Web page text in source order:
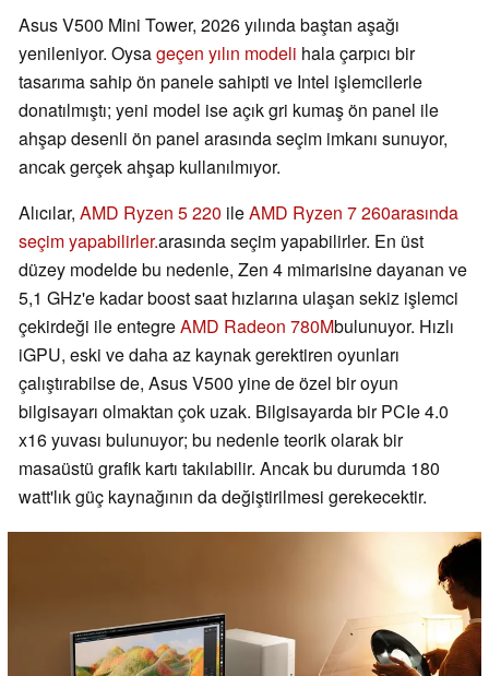
Asus V500 Mini Tower, 2026 yılında baştan aşağı
yenileniyor. Oysageçen yılın modeli hala çarpıcı bir
tasarıma sahip ön panele sahipti ve Intel işlemcilerle
donatılmıştı; yeni model ise açık gri kumaş ön panel ile
ahşap desenli ön panel arasında seçim imkanı sunuyor,
ancak gerçek ahşap kullanılmıyor.
Alıcılar, AMD Ryzen 5 220 ileAMD Ryzen 7 260arasında
seçim yapabilirler.arasında seçim yapabilirler. En üst
düzey modelde bu nedenle, Zen 4 mimarisine dayanan ve
5,1 GHz'e kadar boost saat hızlarına ulaşan sekiz işlemci
çekirdeği ile entegreAMD Radeon 780Mbulunuyor. Hızlı
iGPU, eski ve daha az kaynak gerektiren oyunları
çalıştırabilse de, Asus V500 yine de özel bir oyun
bilgisayarı olmaktan çok uzak. Bilgisayarda bir PCIe 4.0
x16 yuvası bulunuyor; bu nedenle teorik olarak bir
masaüstü grafik kartı takılabilir. Ancak bu durumda 180
watt'lık güç kaynağının da değiştirilmesi gerekecektir.